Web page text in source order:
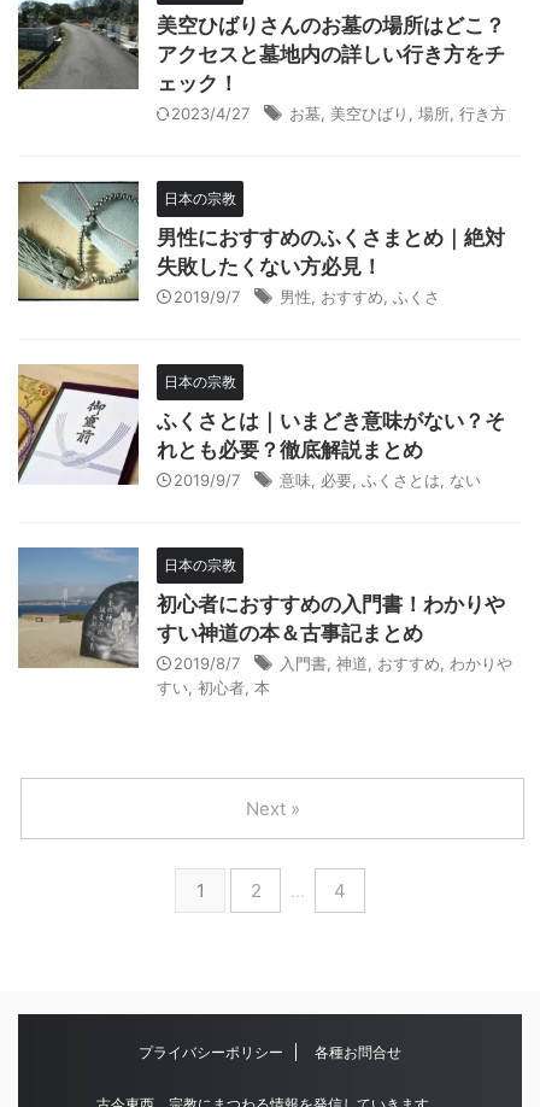
美空ひばりさんのお墓の場所はどこ？
アクセスと墓地内の詳しい行き方をチ
ェック！
2023/4/27 お墓 美空ひばり 場所 行き方
日本の宗教
男性におすすめのふくさまとめ｜絶対
失敗したくない方必見！
2019/9/7 男性 おすすめ ふくさ
日本の宗教
ふくさとは｜いまどき意味がない？そ
れとも必要？徹底解説まとめ
2019/9/7 意味 必要 ふくさとは ない
日本の宗教
初心者におすすめの入門書！わかりや
すい神道の本＆古事記まとめ
2019/8/7 入門書 神道 おすすめ
わかりや
すい 初心者 本
1 2 … 4
Next »
プライバシーポリシー 各種お問合せ